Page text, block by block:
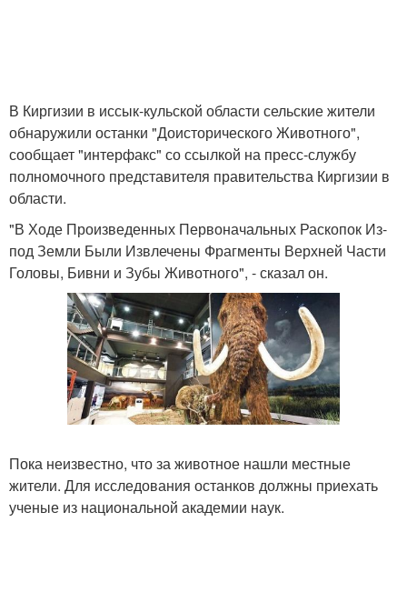
В Киргизии в иссык-кульской области сельские жители
обнаружили останки "Доисторического Животного",
сообщает "интерфакс" со ссылкой на пресс-службу
полномочного представителя правительства Киргизии в
области.
"В Ходе Произведенных Первоначальных Раскопок Из-
под Земли Были Извлечены Фрагменты Верхней Части
Головы, Бивни и Зубы Животного", - сказал он.
Пока неизвестно, что за животное нашли местные
жители. Для исследования останков должны приехать
ученые из национальной академии наук.